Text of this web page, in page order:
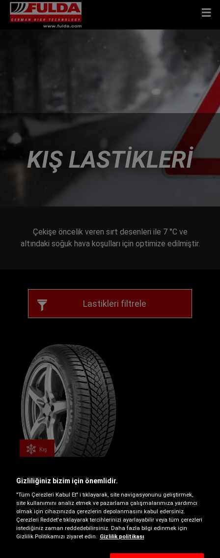
KIŞ LASTIKLERI
Çekişe öncelik veren sırt desenleri ile 7 °C ve
altındaki soğuk hava koşulları için optimize edilmiştir.
Lastikleri filtrele
Kış
Kristall Control HP2
Zorlu kış koşulları için yeni yüksek
performanslı lastik
Ayrıca şu özellikte bulunur
Gizliliğiniz bizim için önemlidir.
"Tüm Çerezleri Kabul Et" i tıklayarak, site navigasyonunu geliştirmek,
site kullanımını analiz etmek ve pazarlama çalışmalarımıza yardımcı
olmak için cihazınızda çerezlerin depolanmasını kabul edersiniz.
Çerezleri Reddet'e tıklayarak tercihlerinizi ayarlayabilir veya tüm çerezleri
istediğiniz zaman reddedebilirsiniz. Daha fazla bilgi edinmek için
Gizlilik Politikamızı ziyaret edin. Gizlilik politikası